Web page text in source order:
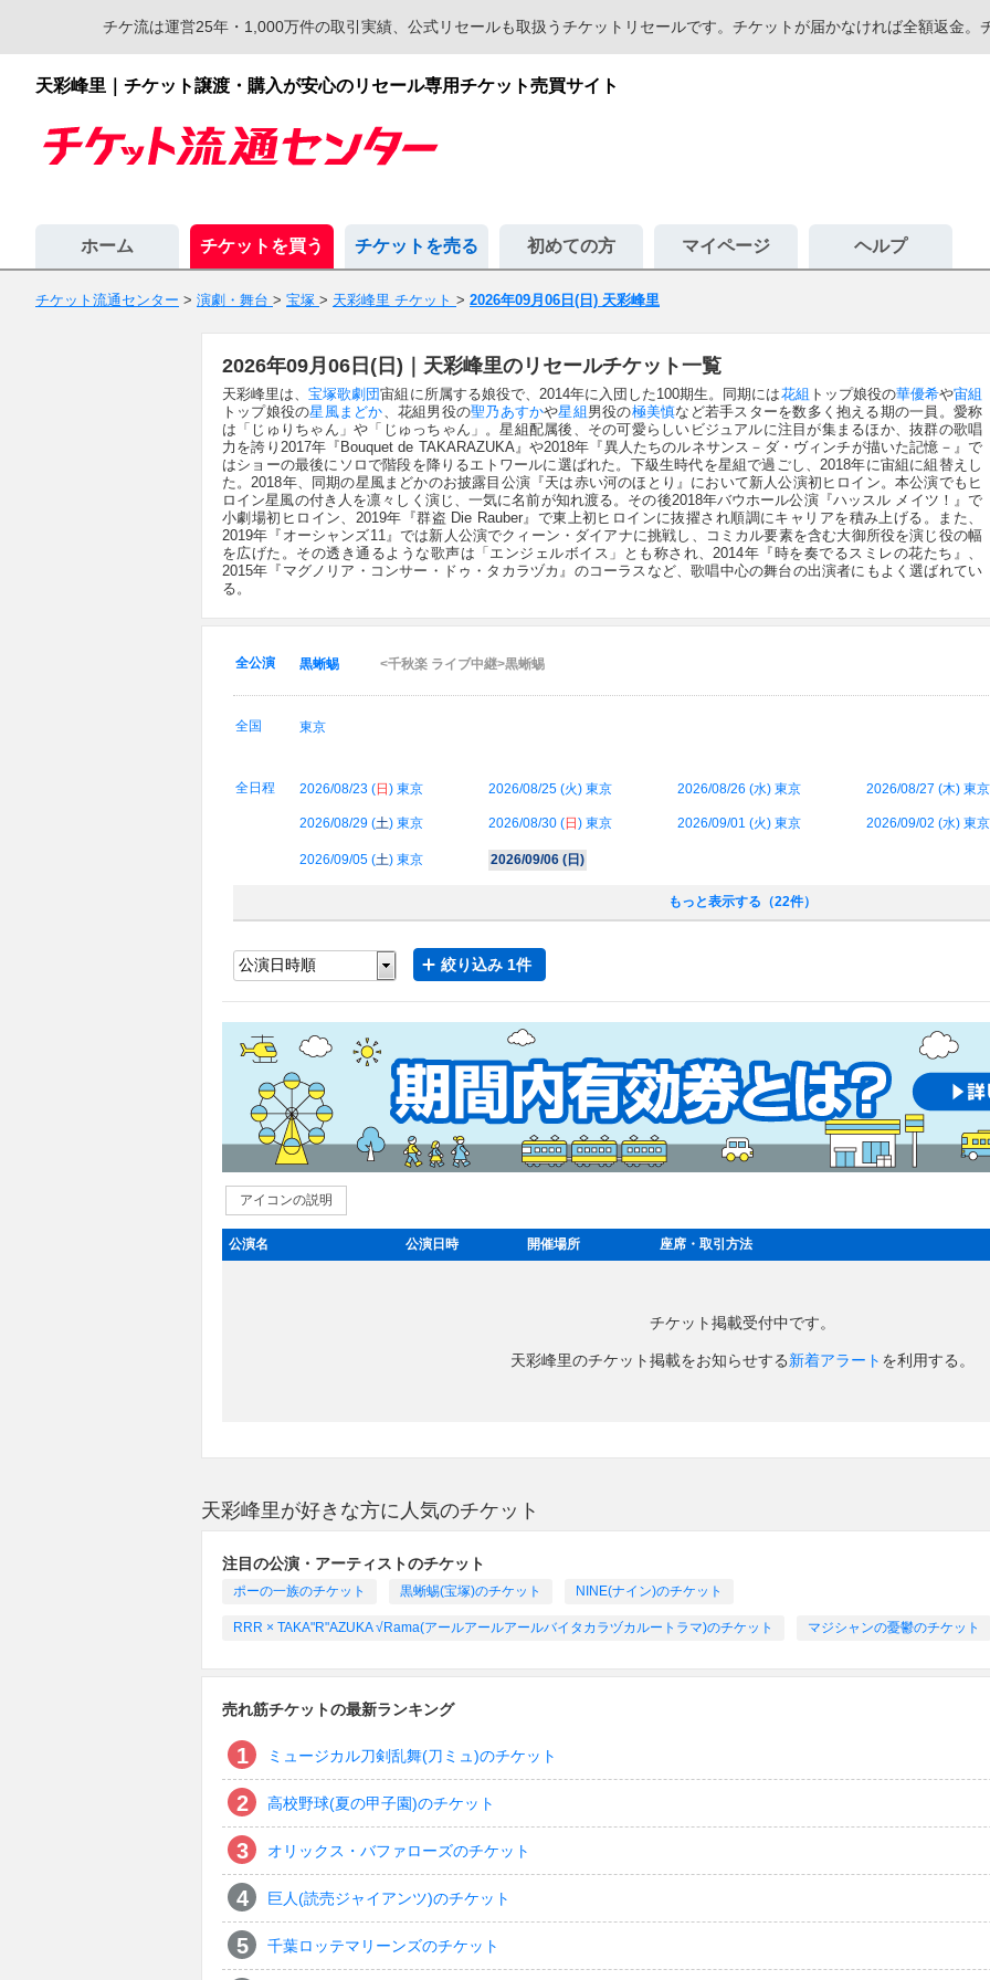
チケ流は運営25年・1,000万件の取引実績、公式リセールも取扱うチケットリセールです。チケットが届かなければ全額返金
天彩峰里｜チケット譲渡・購入が安心のリセール専用チケット売買サイト
ホーム チケットを買う チケットを売る 初めての方 マイページ ヘルプ
チケット流通センター > 演劇・舞台 > 宝塚 > 天彩峰里 チケット > 2026年09月06日(日) 天彩峰里
2026年09月06日(日)｜天彩峰里のリセールチケット一覧
天彩峰里は、宝塚歌劇団宙組に所属する娘役で、2014年に入団した100期生。同期には花組 トップ娘役の華優希や宙組
トップ娘役の星風まどか、花組男役の聖乃あすかや星組 男役の極美慎など若手スターを数多く抱える期の一員。愛称
は「じゅりちゃん」や「じゅっちゃん」。星組配属後、その可愛らしいビジュアルに注目が集まるほか、抜群の歌唱
力を誇り2017年『Bouquet de TAKARAZUKA』や2018年『異人たちのルネサンス－ダ・ヴィンチが描いた記憶－』で
はショーの最後にソロで階段を降りるエトワールに選ばれた。下級生時代を星組で過ごし、2018年に宙組に組替えし
た。2018年、同期の星風まどかのお披露目公演『天は赤い河のほとり』において新人公演初ヒロイン。本公演でもヒ
ロイン星風の付き人を凛々しく演じ、一気に名前が知れ渡る。その後2018年バウホール公演『ハッスル メイツ！』で
小劇場初ヒロイン、2019年『群盗 Die Rauber』で東上初ヒロインに抜擢され順調にキャリアを積み上げる。また、
2019年『オーシャンズ11』では新人公演でクィーン・ダイアナに挑戦し、コミカル要素を含む大御所役を演じ役の幅
を広げた。その透き通るような歌声は「エンジェルボイス」とも称され、2014年『時を奏でるスミレの花たち』、
2015年『マグノリア・コンサー・ドゥ・タカラヅカ』のコーラスなど、歌唱中心の舞台の出演者にもよく選ばれてい
る。
全公演 黒蜥蜴 <千秋楽 ライブ中継>黒蜥蜴
全国 東京
全日程 2026/08/23 (日 ) 東京 2026/08/25 (火) 東京 2026/08/26 (水) 東京 2026/08/27 (木) 東京
2026/08/29 (土) 東京 2026/08/30 (日 ) 東京 2026/09/01 (火) 東京 2026/09/02 (水) 東京
2026/09/05 (土) 東京 2026/09/06 ( 日 )
もっと表示する（22件）
絞り込み 1件
アイコンの説明
公演名 公演日時 開催場所 座席・取引方法
チケット掲載受付中です。
天彩峰里のチケット掲載をお知らせする新着アラート を利用する。
天彩峰里が好きな方に人気のチケット
注目の公演・アーティストのチケット
ポーの一族のチケット 黒蜥蜴(宝塚)のチケット NINE(ナイン)のチケット
RRR × TAKA"R"AZUKA √Rama(アールアールアールバイタカラヅカルートラマ)のチケット マジシャンの憂鬱のチケット
売れ筋チケットの最新ランキング
ミュージカル刀剣乱舞(刀ミュ)のチケット
高校野球(夏の甲子園)のチケット
オリックス・バファローズのチケット
巨人(読売ジャイアンツ)のチケット
千葉ロッテマリーンズのチケット